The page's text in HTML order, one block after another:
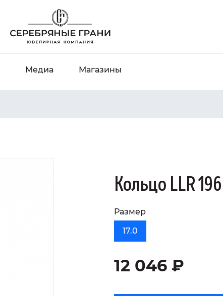
Медиа Магазины
Кольцо LLR
Размер
17.0
12 046 ₽